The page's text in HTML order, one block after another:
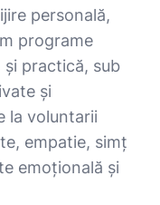
personală,
programe
practică, sub
și
la voluntarii
empatie, simț
emoțională și